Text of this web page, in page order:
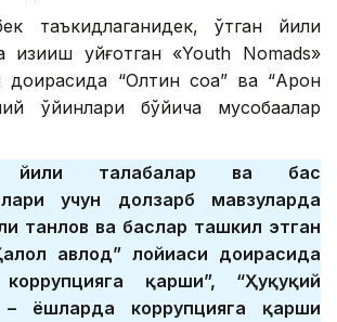
таъкидлаганидек, ўтган йили
уйғотган «Youth Nomads»
“Олтин соққа” ва “Арқон
ўйинлари бўйича мусобақалар
йили талабалар ва баҳс
учун долзарб мавзуларда
танлов ва баҳслар ташкил этган
авлод” лойиҳаси доирасида
қарши”, “Ҳуқуқий
ёшларда коррупцияга қарши